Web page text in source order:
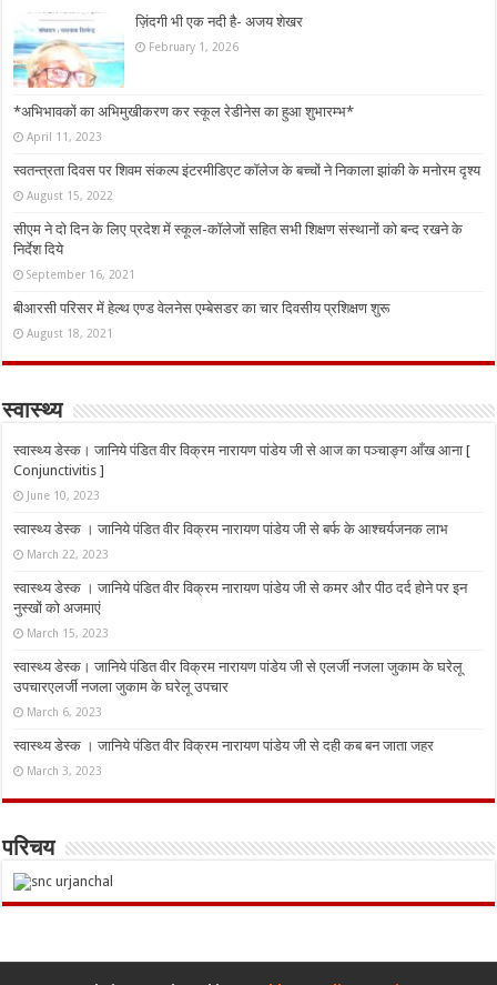
ज़िंदगी भी एक नदी है- अजय शेखर
February 1, 2026
*अभिभावकों का अभिमुखीकरण कर स्कूल रेडीनेस का हुआ शुभारम्भ*
April 11, 2023
स्वतन्त्रता दिवस पर शिवम संकल्प इंटरमीडिएट कॉलेज के बच्चों ने निकाला झांकी के मनोरम दृश्य
August 15, 2022
सीएम ने दो दिन के लिए प्रदेश में स्कूल-कॉलेजों सहित सभी शिक्षण संस्थानों को बन्द रखने के
निर्देश दिये
September 16, 2021
बीआरसी परिसर में हेल्थ एण्ड वेलनेस एम्बेसडर का चार दिवसीय प्रशिक्षण शुरू
August 18, 2021
स्वास्थ्य
स्वास्थ्य डेस्क। जानिये पंडित वीर विक्रम नारायण पांडेय जी से आज का पञ्चाङ्ग आँख आना [
Conjunctivitis ]
June 10, 2023
स्वास्थ्य डेस्क । जानिये पंडित वीर विक्रम नारायण पांडेय जी से बर्फ के आश्चर्यजनक लाभ
March 22, 2023
स्वास्थ्य डेस्क । जानिये पंडित वीर विक्रम नारायण पांडेय जी से कमर और पीठ दर्द होने पर इन
नुस्‍खों को अजमाएं
March 15, 2023
स्वास्थ्य डेस्क। जानिये पंडित वीर विक्रम नारायण पांडेय जी से एलर्जी नजला जुकाम के घरेलू
उपचारएलर्जी नजला जुकाम के घरेलू उपचार
March 6, 2023
स्वास्थ्य डेस्क । जानिये पंडित वीर विक्रम नारायण पांडेय जी से दही कब बन जाता जहर
March 3, 2023
परिचय